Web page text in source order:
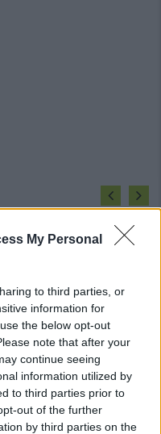
My Personal
to third parties, or
information for
the below opt-out
note that after your
continue seeing
information utilized by
to third parties prior to
out of the further
by third parties on the
3-1 al Cagliari Primavera,
Dumani dalla Torres,
Limberti e Cherchi
dai pilastri Masia, Pinna e
è Loru